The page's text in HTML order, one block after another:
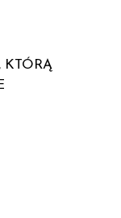
KTÓRĄ